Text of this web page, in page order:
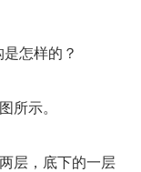
怎样的？
所示。
层，底下的一层